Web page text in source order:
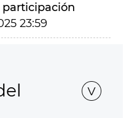
participación
23:59